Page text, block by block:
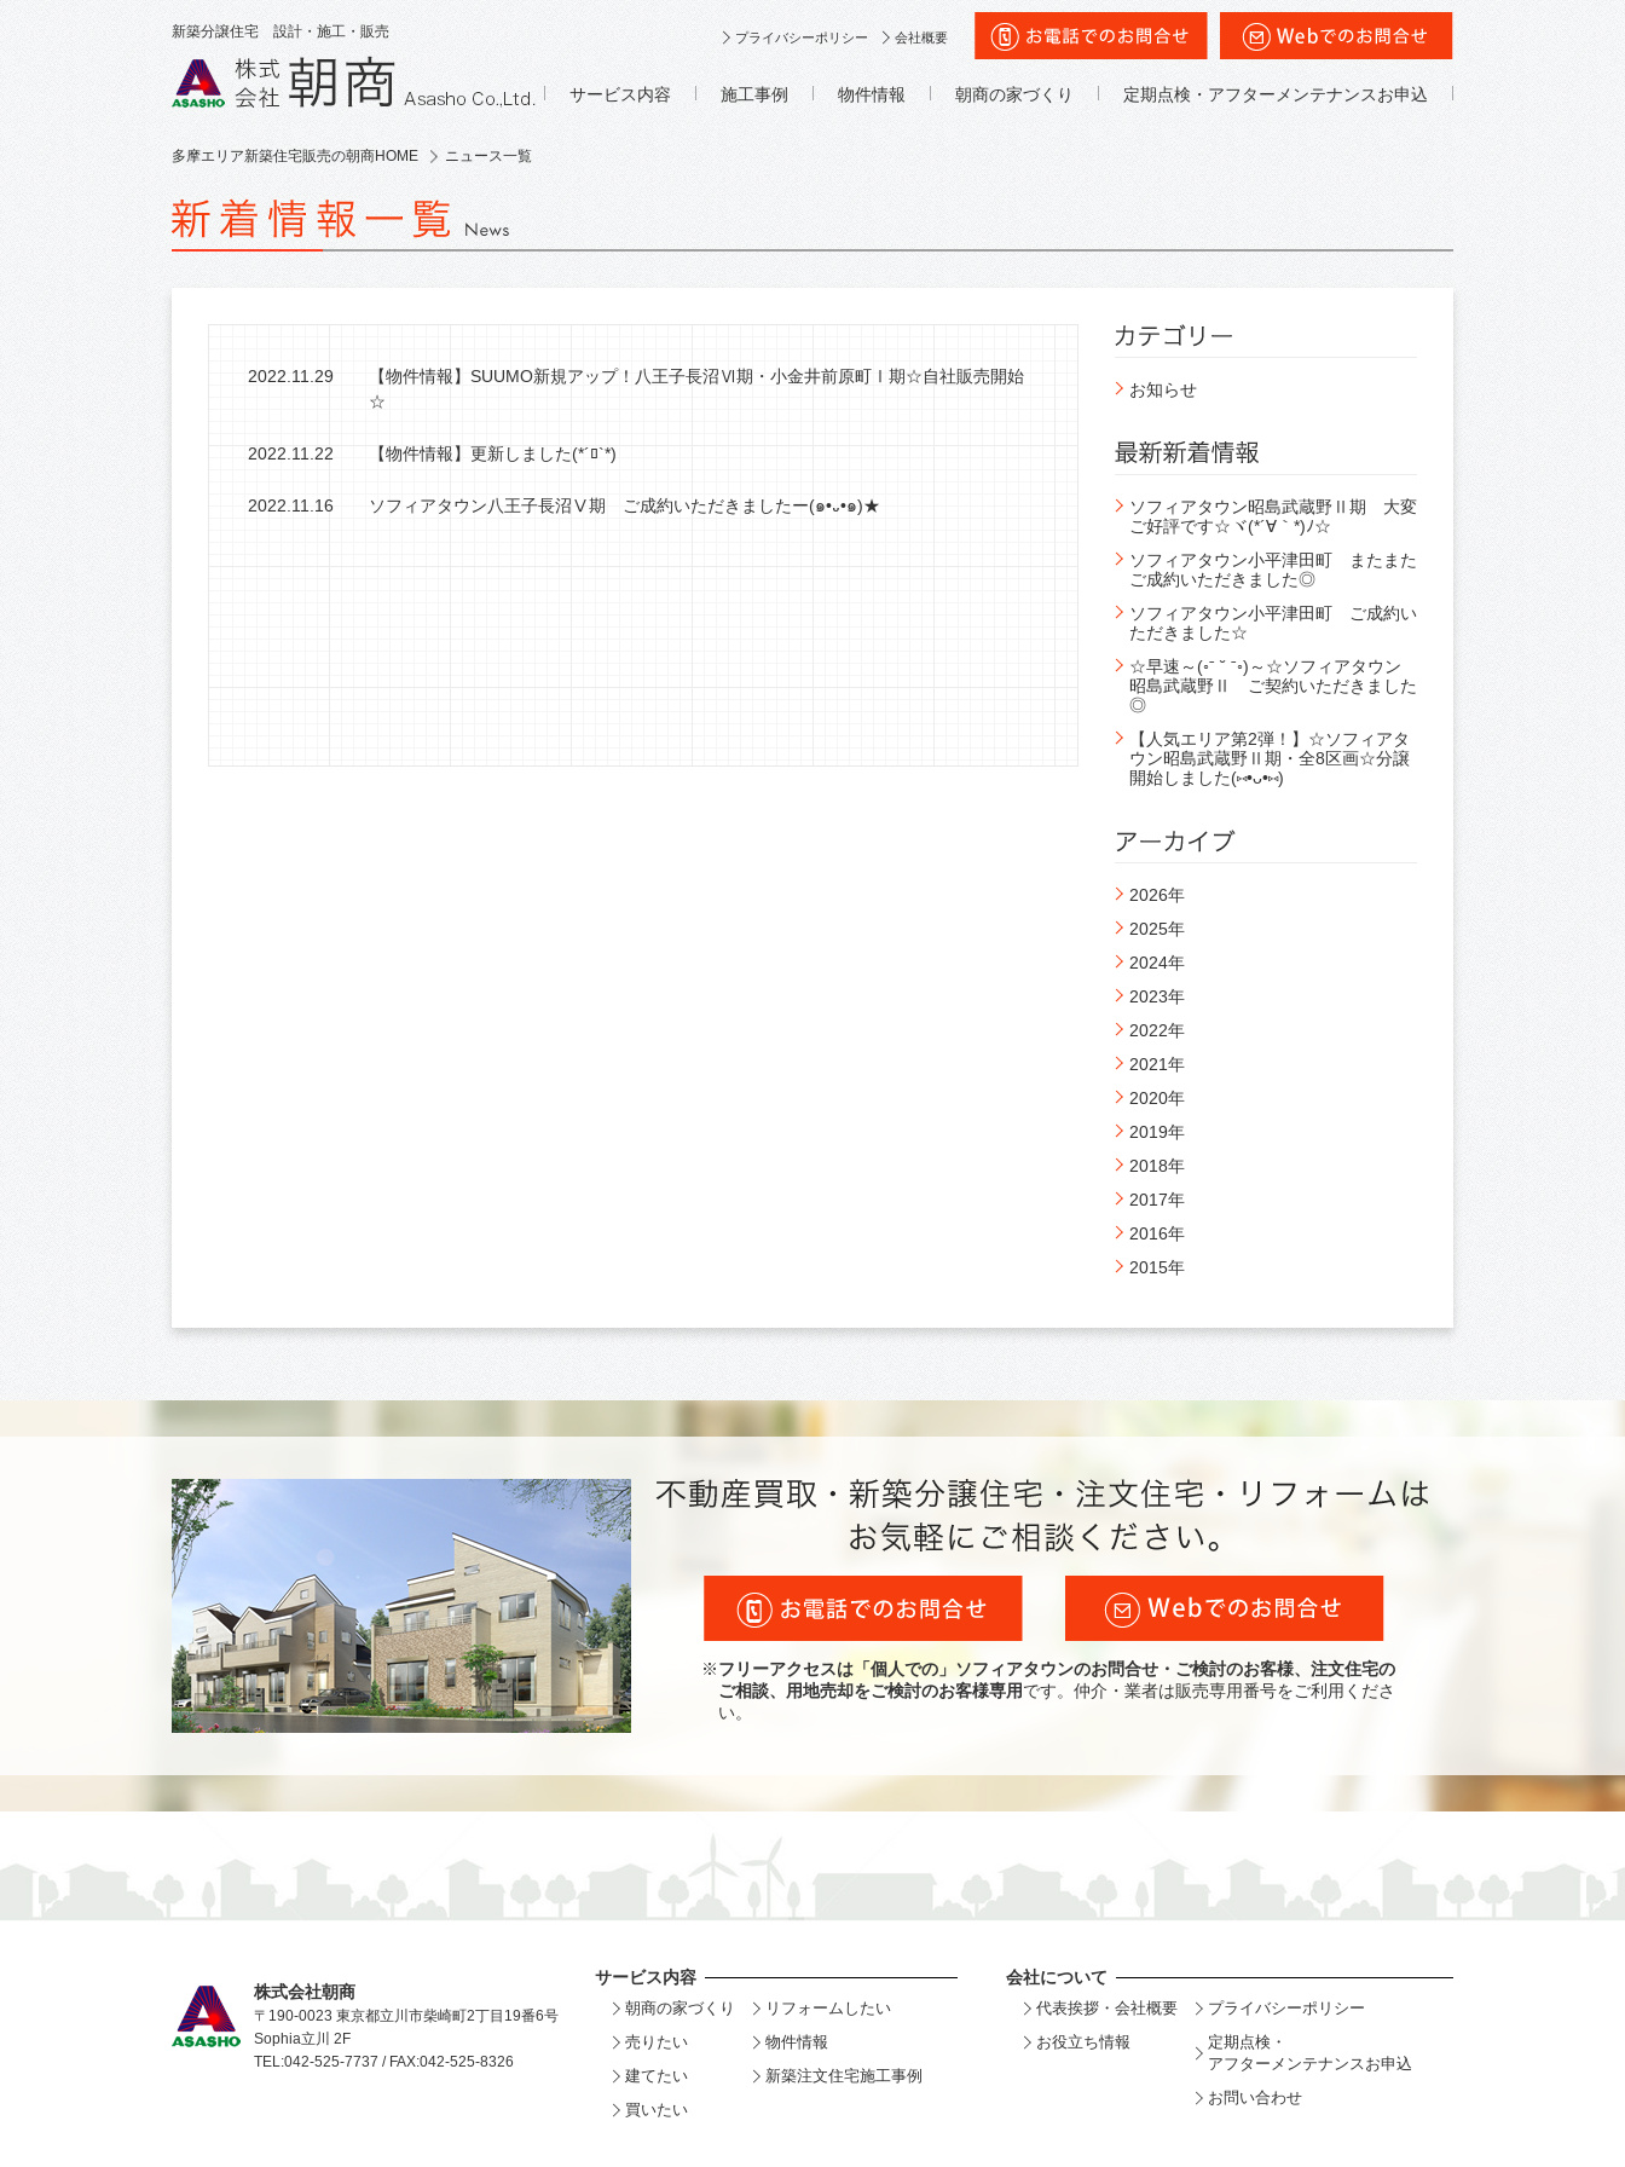
新築分譲住宅 設計・施工・販売 プライバシーポリシー 会社概要
サービス内容 施工事例 物件情報 朝商の家づくり 定期点検・アフターメンテナンスお申込
多摩エリア新築住宅販売の朝商HOME ニュース一覧
2022.11.29
【物件情報】SUUMO新規アップ！八王子長沼Ⅵ期・小金井前原町Ⅰ期☆自社販売開始
☆
2022.11.22 【物件情報】更新しました(*´ﾛ`*)
2022.11.16 ソフィアタウン八王子長沼Ⅴ期 ご成約いただきましたー(๑•᎑•๑)★
お知らせ
ソフィアタウン昭島武蔵野Ⅱ期 大変
ご好評です☆ヾ(*´∀｀*)ﾉ☆
ソフィアタウン小平津田町 またまた
ご成約いただきました◎
ソフィアタウン小平津田町 ご成約い
ただきました☆
☆早速～(◦ˉ ˘ ˉ◦)～☆ソフィアタウン
昭島武蔵野Ⅱ ご契約いただきました
◎
【人気エリア第2弾！】☆ソフィアタ
ウン昭島武蔵野Ⅱ期・全8区画☆分譲
開始しました(⑅•ᴗ•⑅)
2026年
2025年
2024年
2023年
2022年
2021年
2020年
2019年
2018年
2017年
2016年
2015年
※フリーアクセスは「個人での」ソフィアタウンのお問合せ・ご検討のお客様、注文住宅の
ご相談、用地売却をご検討のお客様専用です。仲介・業者は販売専用番号をご利用くださ
い。
株式会社朝商
〒190-0023 東京都立川市柴崎町2丁目19番6号
Sophia立川 2F
TEL:042-525-7737 / FAX:042-525-8326
サービス内容
朝商の家づくり
売りたい
建てたい
買いたい
リフォームしたい
物件情報
新築注文住宅施工事例
会社について
代表挨拶・会社概要
お役立ち情報
プライバシーポリシー
定期点検・
アフターメンテナンスお申込
お問い合わせ